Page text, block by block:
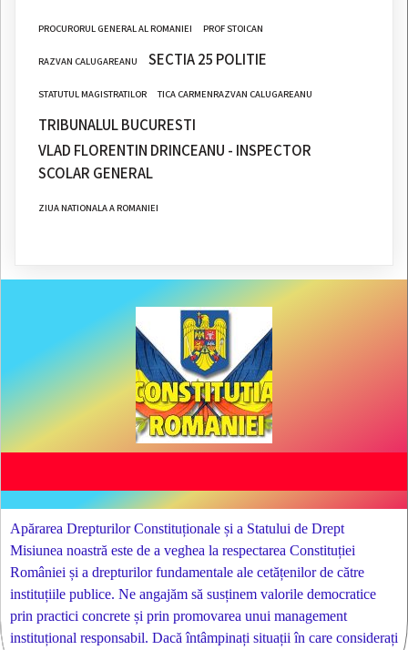
PROCURORUL GENERAL AL ROMANIEI PROF STOICAN
RAZVAN CALUGAREANU SECTIA 25 POLITIE
STATUTUL MAGISTRATILOR TICA CARMENRAZVAN CALUGAREANU
TRIBUNALUL BUCURESTI
VLAD FLORENTIN DRINCEANU - INSPECTOR
SCOLAR GENERAL
ZIUA NATIONALA A ROMANIEI
Apărarea Drepturilor Constituționale și a Statului de Drept
Misiunea noastră este de a veghea la respectarea Constituției
României și a drepturilor fundamentale ale cetățenilor de către
instituțiile publice. Ne angajăm să susținem valorile democratice
prin practici concrete și prin promovarea unui management
instituțional responsabil. Dacă întâmpinați situații în care considerați